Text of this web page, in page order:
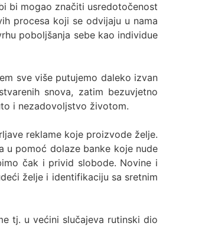
bi mogao značiti usredotočenost
procesa koji se odvijaju u nama
poboljšanja sebe kao individue
sve više putujemo daleko izvan
snova, zatim bezuvjetno
i nezadovoljstvo životom.
reklame koje proizvode želje.
u pomoć dolaze banke koje nude
čak i privid slobode. Novine i
želje i identifikaciju sa sretnim
tj. u većini slučajeva rutinski dio